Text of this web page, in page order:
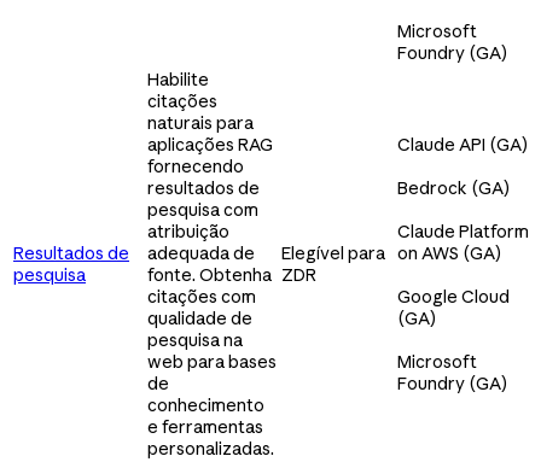
Microsoft
Foundry (GA)
Resultados de
pesquisa
Habilite
citações
naturais para
aplicações RAG
fornecendo
resultados de
pesquisa com
atribuição
adequada de
fonte. Obtenha
citações com
qualidade de
pesquisa na
web para bases
de
conhecimento
e ferramentas
personalizadas.
Elegível para
ZDR
Claude API (GA)
Bedrock (GA)
Claude Platform
on AWS (GA)
Google Cloud
(GA)
Microsoft
Foundry (GA)